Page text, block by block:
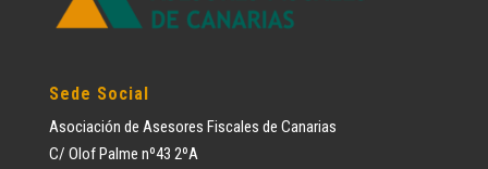
Sede Social
Asociación de Asesores Fiscales de Canarias
C/ Olof Palme nº43 2ºA